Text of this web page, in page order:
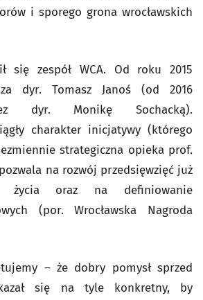
i sporego grona wrocławskich
się zespół WCA. Od roku 2015
dyr. Tomasz Janoś (od 2016
dyr. Monikę Sochacką).
charakter inicjatywy (którego
strategiczna opieka prof.
na rozwój przedsięwzięć już
życia oraz na definiowanie
(por. Wrocławska Nagroda
– że dobry pomysł sprzed
się na tyle konkretny, by